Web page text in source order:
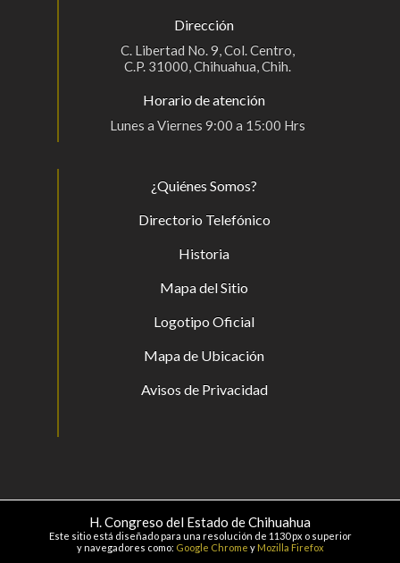
Dirección
C. Libertad No. 9, Col. Centro,
C.P. 31000, Chihuahua, Chih.
Horario de atención
Lunes a Viernes 9:00 a 15:00 Hrs
¿Quiénes Somos?
Directorio Telefónico
Historia
Mapa del Sitio
Logotipo Oficial
Mapa de Ubicación
Avisos de Privacidad
H. Congreso del Estado de Chihuahua
Este sitio está diseñado para una resolución de 1130 px o superior
y navegadores como: Google Chrome y Mozilla Firefox